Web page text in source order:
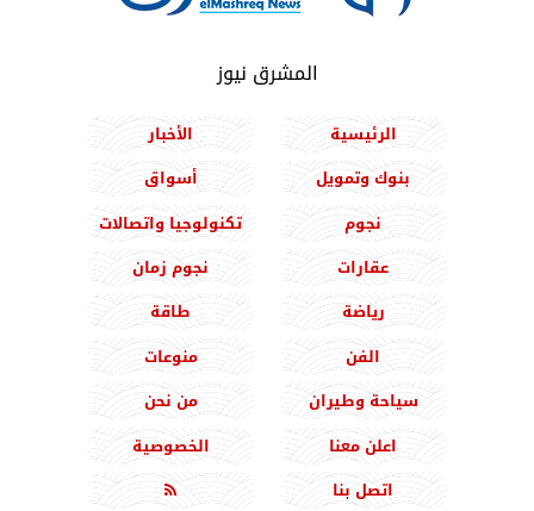
المشرق نيوز
الرئيسية
الأخبار
بنوك وتمويل
أسواق
نجوم
تكنولوجيا واتصالات
عقارات
نجوم زمان
رياضة
طاقة
الفن
منوعات
سياحة وطيران
من نحن
اعلن معنا
الخصوصية
اتصل بنا
